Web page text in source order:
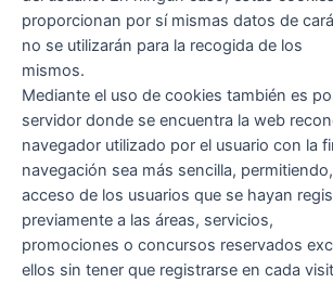
proporcionan por sí mismas datos de
no se utilizarán para la recogida de los
mismos.
Mediante el uso de cookies también es
servidor donde se encuentra la web
navegador utilizado por el usuario con la
navegación sea más sencilla,
acceso de los usuarios que se hayan
previamente a las áreas, servicios,
promociones o concursos reservados
ellos sin tener que registrarse en cada